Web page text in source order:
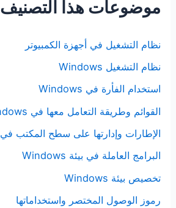
موضوعات هذا التصنيف
نظام التشغيل في أجهزة الكمبيوتر
نظام التشغيل Windows
استخدام الفأرة في Windows
القوائم وطريقة التعامل معها في Windows
الإطارات وإدارتها على سطح المكتب في Windows
البرامج العاملة في بيئة Windows
تخصيص بيئة Windows
رموز الوصول المختصر واستخداماتها